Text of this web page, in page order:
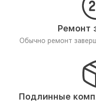
Ремонт
Обычно ремонт
Подлинные